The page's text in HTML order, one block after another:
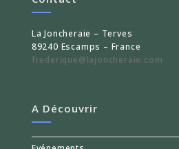
La Joncheraie – Terves
89240 Escamps – France
frederique@lajoncheraie.com
A Découvrir